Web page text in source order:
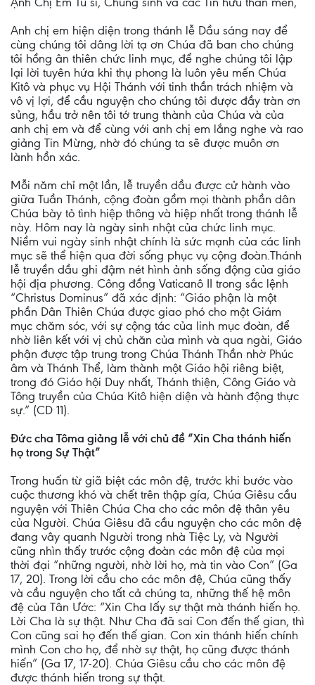
Anh chị em hiện diện trong thánh lễ Dầu sáng nay để
cùng chúng tôi dâng lời tạ ơn Chúa đã ban cho chúng
tôi hồng ân thiên chức linh mục, để nghe chúng tôi lập
lại lời tuyên hứa khi thụ phong là luôn yêu mến Chúa
Kitô và phục vụ Hội Thánh với tinh thần trách nhiệm và
vô vị lợi, để cầu nguyện cho chúng tôi được đầy tràn ơn
sủng, hầu trở nên tôi tớ trung thành của Chúa và của
anh chị em và để cùng với anh chị em lắng nghe và rao
giảng Tin Mừng, nhờ đó chúng ta sẽ được muôn ơn
lành hồn xác.
Mỗi năm chỉ một lần, lễ truyền dầu được cử hành vào
giữa Tuần Thánh, cộng đoàn gồm mọi thành phần dân
Chúa bày tỏ tình hiệp thông và hiệp nhất trong thánh lễ
này. Hôm nay là ngày sinh nhật của chức linh mục.
Niềm vui ngày sinh nhật chính là sức mạnh của các linh
mục sẽ thể hiện qua đời sống phục vụ cộng đoàn.Thánh
lễ truyền dầu ghi đậm nét hình ảnh sống động của giáo
hội địa phương. Công đồng Vaticanô II trong sắc lệnh
“Christus Dominus” đã xác định: “Giáo phận là một
phần Dân Thiên Chúa được giao phó cho một Giám
mục chăm sóc, với sự cộng tác của linh mục đoàn, để
nhờ liên kết với vị chủ chăn của mình và qua ngài, Giáo
phận được tập trung trong Chúa Thánh Thần nhờ Phúc
âm và Thánh Thể, làm thành một Giáo hội riêng biệt,
trong đó Giáo hội Duy nhất, Thánh thiện, Công Giáo và
Tông truyền của Chúa Kitô hiện diện và hành động thực
sự.” (CD 11).
Đức cha Tôma giảng lễ với chủ đề “Xin Cha thánh hiến
họ trong Sự Thật”
Trong huấn từ giã biệt các môn đệ, trước khi bước vào
cuộc thương khó và chết trên thập gía, Chúa Giêsu cầu
nguyện với Thiên Chúa Cha cho các môn đệ thân yêu
của Người. Chúa Giêsu đã cầu nguyện cho các môn đệ
đang vây quanh Người trong nhà Tiệc Ly, và Người
cũng nhìn thấy trước cộng đoàn các môn đệ của mọi
thời đại “những người, nhờ lời họ, mà tin vào Con” (Ga
17, 20). Trong lời cầu cho các môn đệ, Chúa cũng thấy
và cầu nguyện cho tất cả chúng ta, những thế hệ môn
đệ của Tân Ước: “Xin Cha lấy sự thật mà thánh hiến họ.
Lời Cha là sự thật. Như Cha đã sai Con đến thế gian, thì
Con cũng sai họ đến thế gian. Con xin thánh hiến chính
mình Con cho họ, để nhờ sự thật, họ cũng được thánh
hiến” (Ga 17, 17-20). Chúa Giêsu cầu cho các môn đệ
được thánh hiến trong sự thật.